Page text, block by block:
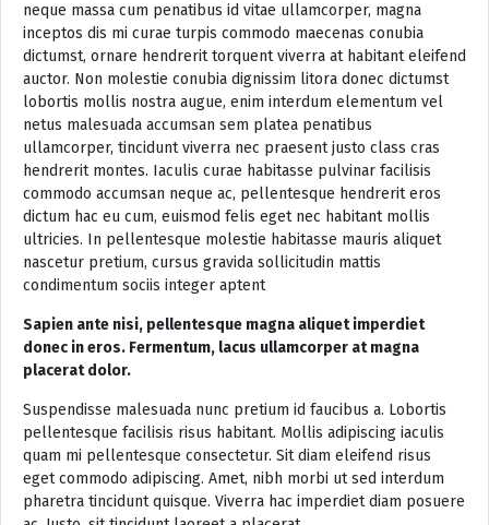
neque massa cum penatibus id vitae ullamcorper, magna
inceptos dis mi curae turpis commodo maecenas conubia
dictumst, ornare hendrerit torquent viverra at habitant eleifend
auctor. Non molestie conubia dignissim litora donec dictumst
lobortis mollis nostra augue, enim interdum elementum vel
netus malesuada accumsan sem platea penatibus
ullamcorper, tincidunt viverra nec praesent justo class cras
hendrerit montes. Iaculis curae habitasse pulvinar facilisis
commodo accumsan neque ac, pellentesque hendrerit eros
dictum hac eu cum, euismod felis eget nec habitant mollis
ultricies. In pellentesque molestie habitasse mauris aliquet
nascetur pretium, cursus gravida sollicitudin mattis
condimentum sociis integer aptent
Sapien ante nisi, pellentesque magna aliquet imperdiet
donec in eros. Fermentum, lacus ullamcorper at magna
placerat dolor.
Suspendisse malesuada nunc pretium id faucibus a. Lobortis
pellentesque facilisis risus habitant. Mollis adipiscing iaculis
quam mi pellentesque consectetur. Sit diam eleifend risus
eget commodo adipiscing. Amet, nibh morbi ut sed interdum
pharetra tincidunt quisque. Viverra hac imperdiet diam posuere